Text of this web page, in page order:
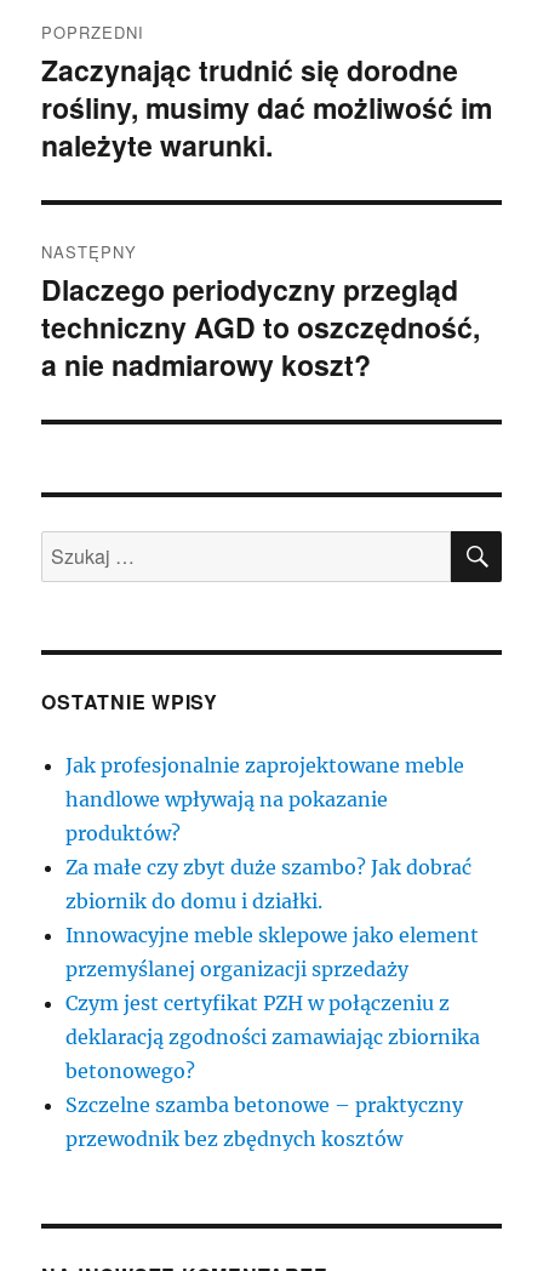
wpisu
POPRZEDNI
Poprzedni
wpis:
Zaczynając trudnić się dorodne
rośliny, musimy dać możliwość im
należyte warunki.
NASTĘPNY
Następny
wpis:
Dlaczego periodyczny przegląd
techniczny AGD to oszczędność,
a nie nadmiarowy koszt?
Szukaj:
OSTATNIE WPISY
Jak profesjonalnie zaprojektowane meble
handlowe wpływają na pokazanie
produktów?
Za małe czy zbyt duże szambo? Jak dobrać
zbiornik do domu i działki.
Innowacyjne meble sklepowe jako element
przemyślanej organizacji sprzedaży
Czym jest certyfikat PZH w połączeniu z
deklaracją zgodności zamawiając zbiornika
betonowego?
Szczelne szamba betonowe – praktyczny
przewodnik bez zbędnych kosztów